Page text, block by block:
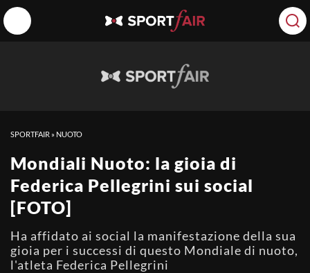
SPORTFAIR » NUOTO
Mondiali Nuoto: la gioia di
Federica Pellegrini sui social
[FOTO]
Ha affidato ai social la manifestazione della sua
gioia per i successi di questo Mondiale di nuoto,
l'atleta Federica Pellegrini